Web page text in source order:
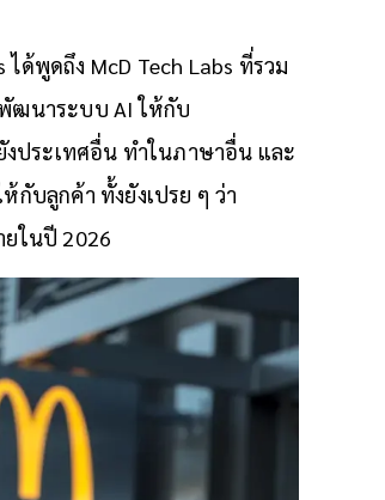
ได้พูดถึง McD Tech Labs ที่รวม
ฒนาระบบ AI ให้กับ
ประเทศอื่น ทำในภาษาอื่น และ
บลูกค้า ทั้งยังเปรย ๆ ว่า
ยในปี 2026